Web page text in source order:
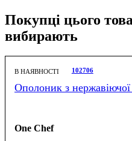
Покупці цього
вибирають
В НАЯВНОСТІ 102706
Ополоник з нержавіючої
One Chef